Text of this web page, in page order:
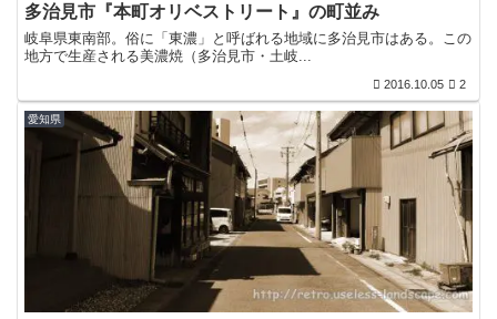
多治見市『本町オリベストリート』の町並み
岐阜県東南部。俗に「東濃」と呼ばれる地域に多治見市はある。この
地方で生産される美濃焼（多治見市・土岐...
2016.10.05 2
愛知県